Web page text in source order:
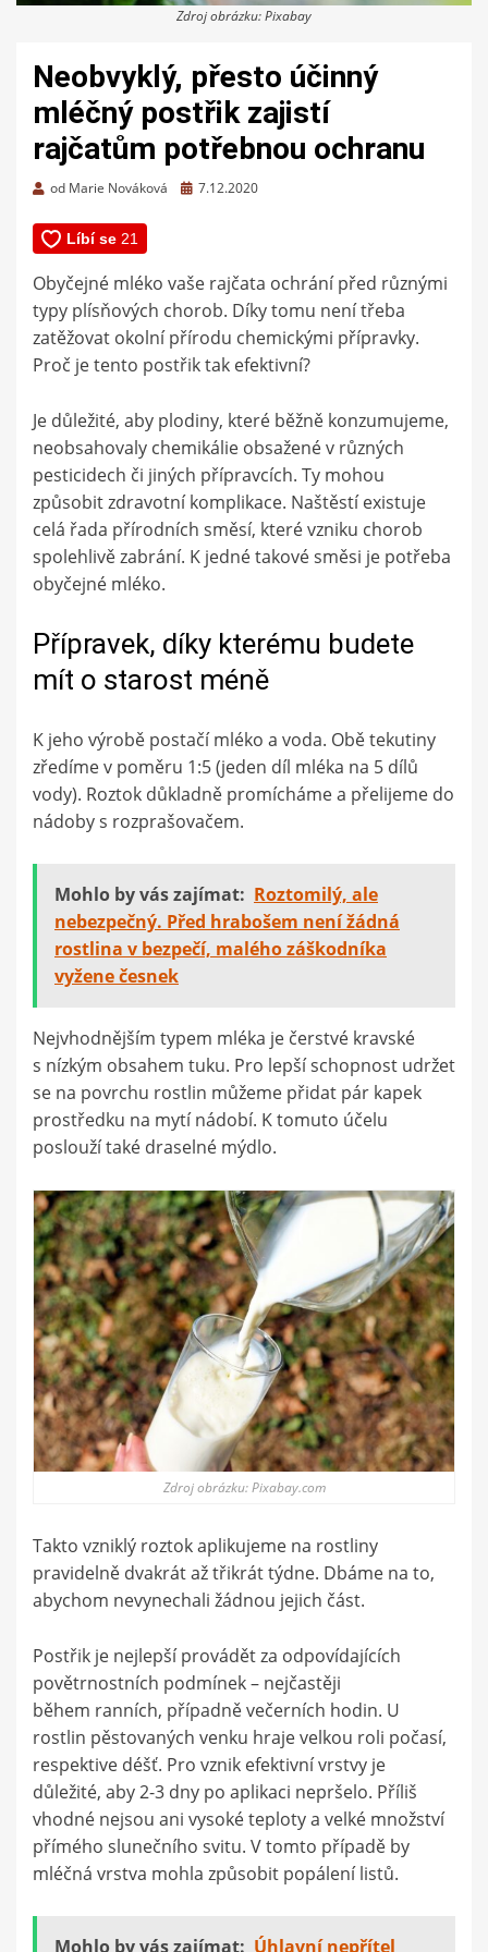
Zdroj obrázku: Pixabay
Neobvyklý, přesto účinný
mléčný postřik zajistí
rajčatům potřebnou ochranu
od Marie Nováková
Zveřejněno
7.12.2020
Obyčejné mléko vaše rajčata ochrání před různými
typy plísňových chorob. Díky tomu není třeba
zatěžovat okolní přírodu chemickými přípravky.
Proč je tento postřik tak efektivní?
Je důležité, aby plodiny, které běžně konzumujeme,
neobsahovaly chemikálie obsažené v různých
pesticidech či jiných přípravcích. Ty mohou
způsobit zdravotní komplikace. Naštěstí existuje
celá řada přírodních směsí, které vzniku chorob
spolehlivě zabrání. K jedné takové směsi je potřeba
obyčejné mléko.
Přípravek, díky kterému budete
mít o starost méně
K jeho výrobě postačí mléko a voda. Obě tekutiny
zředíme v poměru 1:5 (jeden díl mléka na 5 dílů
vody). Roztok důkladně promícháme a přelijeme do
nádoby s rozprašovačem.
Mohlo by vás zajímat: Roztomilý, ale
nebezpečný. Před hrabošem není žádná
rostlina v bezpečí, malého záškodníka
vyžene česnek
Nejvhodnějším typem mléka je čerstvé kravské
s nízkým obsahem tuku. Pro lepší schopnost udržet
se na povrchu rostlin můžeme přidat pár kapek
prostředku na mytí nádobí. K tomuto účelu
poslouží také draselné mýdlo.
Zdroj obrázku: Pixabay.com
Takto vzniklý roztok aplikujeme na rostliny
pravidelně dvakrát až třikrát týdne. Dbáme na to,
abychom nevynechali žádnou jejich část.
Postřik je nejlepší provádět za odpovídajících
povětrnostních podmínek – nejčastěji
během ranních, případně večerních hodin. U
rostlin pěstovaných venku hraje velkou roli počasí,
respektive déšť. Pro vznik efektivní vrstvy je
důležité, aby 2-3 dny po aplikaci nepršelo. Příliš
vhodné nejsou ani vysoké teploty a velké množství
přímého slunečního svitu. V tomto případě by
mléčná vrstva mohla způsobit popálení listů.
Mohlo by vás zajímat: Úhlavní nepřítel